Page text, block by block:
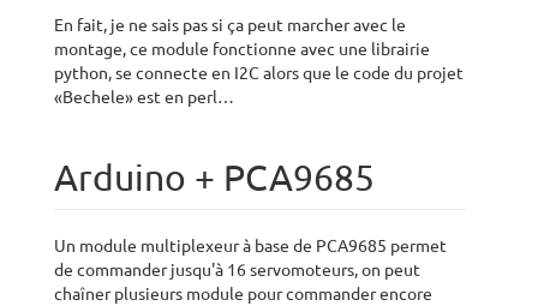
En fait, je ne sais pas si ça peut marcher avec le
montage, ce module fonctionne avec une librairie
python, se connecte en I2C alors que le code du projet
«Bechele» est en perl…
Arduino + PCA9685
Un module multiplexeur à base de PCA9685 permet
de commander jusqu'à 16 servomoteurs, on peut
chaîner plusieurs module pour commander encore